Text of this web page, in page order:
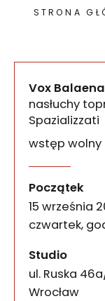
STRONA
Vox
nasłuchy
Spazializzati
wstęp wolny
Początek
15 września
czwartek,
Studio
ul. Ruska
50-079
Wrocław